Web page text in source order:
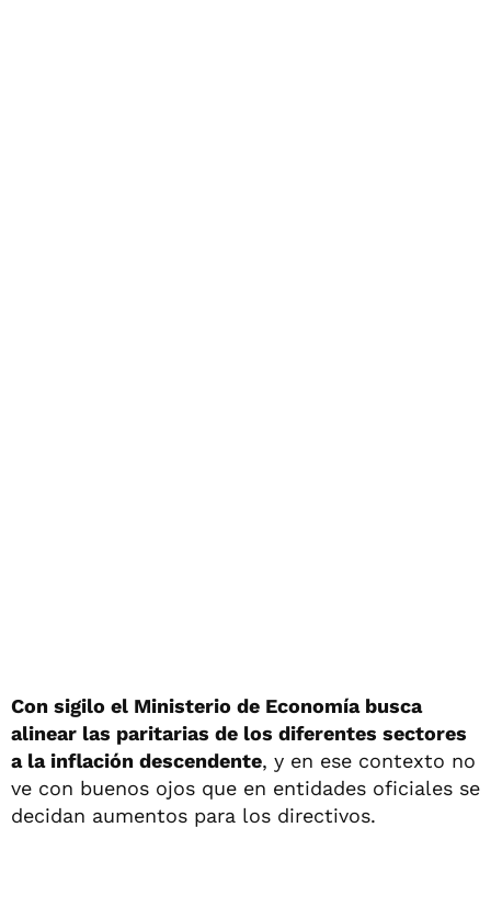
Con sigilo el Ministerio de Economía busca
alinear las paritarias de los diferentes sectores
a la inflación descendente, y en ese contexto no
ve con buenos ojos que en entidades oficiales se
decidan aumentos para los directivos.